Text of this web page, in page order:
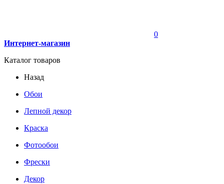
0
Интернет-магазин
Каталог товаров
Назад
Обои
Лепной декор
Краска
Фотообои
Фрески
Декор